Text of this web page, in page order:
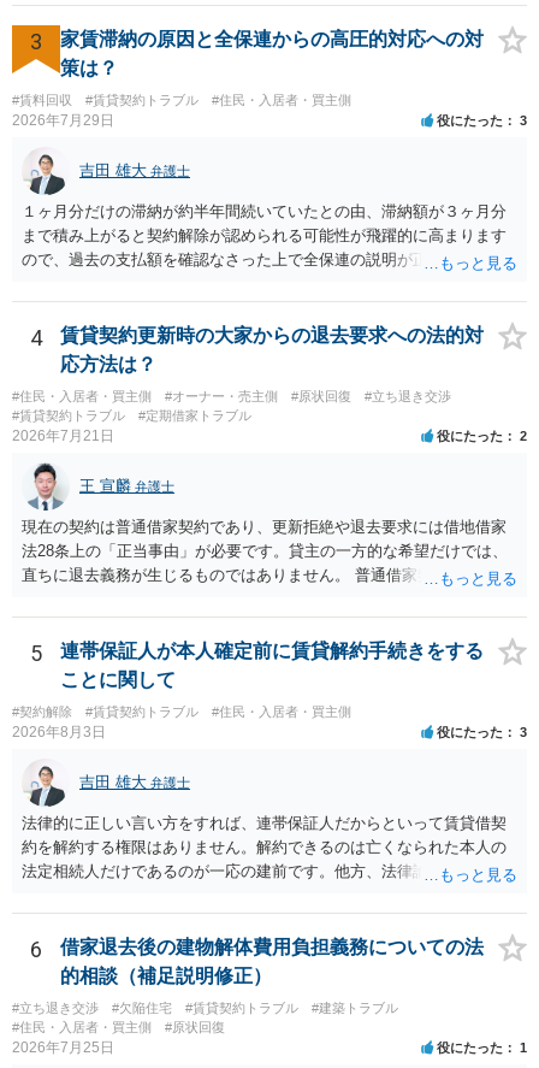
上、自分のペットの遺骨を埋める行為自体は墓地埋葬法違反や不法投
棄には該当しないため、犯罪になるわけではありません。しかし、建
物の所有者は質問者様であっても、土地の所有権はあくまで地主にあ
ります。そのため、地主に無断でお骨を埋める行為は、他人の所有権
を侵害する行為や、借地人としての善管注意義務違反とみなされる可
能性が高いのが私見です。 どうしてもお近くで供養されたい場合は、
事前に地主へ相談して許可を得るか、土地に直接埋めずに大きめの鉢
植え等で供養する「プランター葬」や、ペット霊園等への納骨を検討
されるのが確実かと思います。
3
家賃滞納の原因と全保連からの高圧的対応への対
策は？
#賃料回収 #賃貸契約トラブル #住民・入居者・買主側
2026年7月29日 役にたった 3
吉田 雄大 弁護士
１ヶ月分だけの滞納が約半年間続いていたとの由、滞納額が３ヶ月分
まで積み上がると契約解除が認められる可能性が飛躍的に高まります
ので、過去の支払額を確認なさった上で全保連の説明が正しければ、
た理由は気になるところですが、中身のある返答は期待できないと思
います。
4
賃貸契約更新時の大家からの退去要求への法的対
応方法は？
#住民・入居者・買主側 #オーナー・売主側 #原状回復
#立ち退き交渉
#賃貸契約トラブル
#定期借家トラブル
2026年7月21日 役にたった 2
王 宣麟 弁護士
現在の契約は普通借家契約であり、更新拒絶や退去要求には借地借家
法28条上の「正当事由」が必要です。貸主の一方的な希望だけでは、
直ちに退去義務が生じるものではありません。 普通借家契約から定期
新たな定期借家契約を締結する形になりますが、これは任意の合意が
前提であり、借主が同意しなければ成立しません。 12年間の居住実
績、子どもの学校や地域とのつながり、転居費用の準備が困難な事情
などは、借主側の強い居住継続の必要性として正当事由判断において
重視される要素ですので、貸主側にかなり具体的な事情と立退料など
がない限り、更新拒絶が認められるハードルは一般的に高いと考えら
れます。 建物が未登記であること自体は、賃貸借契約の有効性を直ち
に否定するものではなく、引渡しがされていれば賃貸借の効力は原則
有効とされています。 今後の交渉では、①現在は普通借家契約が継続
しており定期借家への変更に合意していないこと、②貸主側の事情
（誰が所有者で誰が実際に住む予定か等）を具体的に書面で説明して
ほしいこと、③自分たちの居住継続の必要性を丁寧に伝えること、を
基本方針としたうえで、仮に一定時期の退去を検討する場合には、立
退料・引越費用・原状回復費用負担などの条件を明確にした書面を作
成することが重要です。 契約書では、更新条項・解除条項・期間の定
め・定期借家に関する記載の有無、これまでの更新時の合意内容
（「今回で最後」などの文言）が、借主不利な特約として無効になり
得るかどうかも含めて検討ポイントになりますので、署名押印前に内
容を十分に確認し、不明点は弁護士に相談することをおすすめしま
5
連帯保証人が本人確定前に賃貸解約手続きをする
ことに関して
#契約解除 #賃貸契約トラブル #住民・入居者・買主側
2026年8月3日 役にたった 3
吉田 雄大 弁護士
法律的に正しい言い方をすれば、連帯保証人だからといって賃貸借契
約を解約する権限はありません。解約できるのは亡くなられた本人の
法定相続人だけであるのが一応の建前です。他方、法律論はさてお
する動機づけがなくなります。 今回進められつつある手続はあくまで
も、建物を賃貸人に一日も早く明け渡すための便宜的方法として理解
するのが良いと思います。またその方法で進めた方が、連帯保証人で
あるお知り合いさんにとっても、自身の経済的負担を最小限に食い止
められるため望ましいやり方だといえます。
6
借家退去後の建物解体費用負担義務についての法
的相談（補足説明修正）
#立ち退き交渉 #欠陥住宅 #賃貸契約トラブル
#建築トラブル
#住民・入居者・買主側
#原状回復
2026年7月25日 役にたった 1